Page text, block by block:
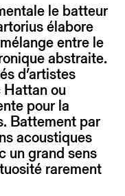
le batteur
élabore
entre le
abstraite.
d’artistes
Hattan ou
pour la
Battement par
acoustiques
un grand sens
rarement